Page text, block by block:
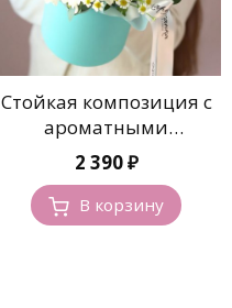
Стойкая композиция с
ароматными
ромашками
2 390₽
В корзину